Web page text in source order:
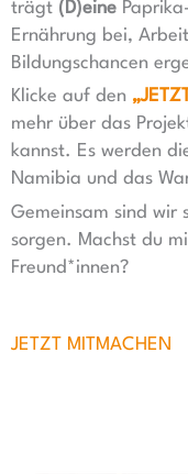
trägt (D)eine
Ernährung bei,
Bildungschancen
Klicke auf den
mehr über das
kannst. Es werden
Namibia und das
Gemeinsam sind wir
sorgen. Machst du
Freund*innen?
JETZT MITMACHEN